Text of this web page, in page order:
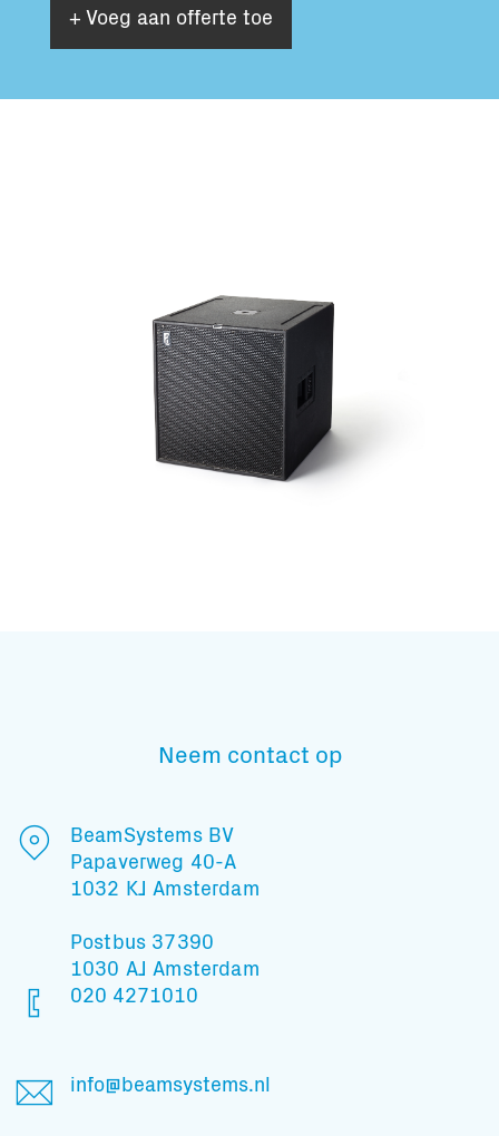
+ Voeg aan offerte toe
Neem contact op
BeamSystems BV
Papaverweg 40-A
1032 KJ Amsterdam
Postbus 37390
1030 AJ Amsterdam
020 4271010
info@beamsystems.nl
En blijf op de hoogte